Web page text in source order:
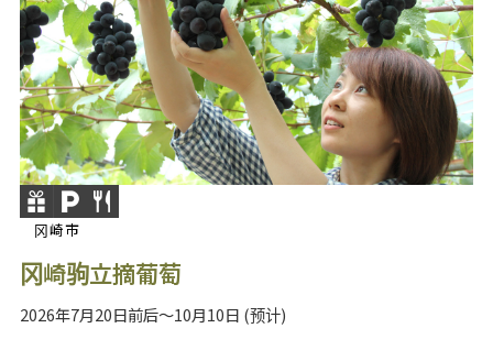
冈崎市
冈崎驹立摘葡萄
2026年7月20日前后～10月10日 (预计)